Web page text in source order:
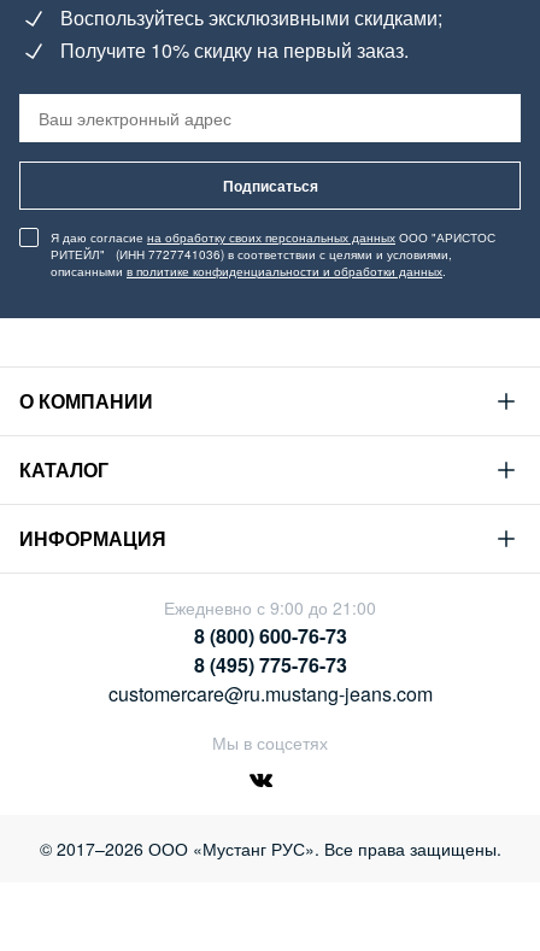
Воспользуйтесь эксклюзивными скидками;
Получите 10% скидку на первый заказ.
Подписаться
Я даю согласие на обработку своих персональных данных ООО "АРИСТОС
РИТЕЙЛ" (ИНН 7727741036) в соответствии с целями и условиями,
описанными в политике конфиденциальности и обработки данных
О КОМПАНИИ
Mustang
Философия
Устойчивое развитие
Сотрудничество
КАТАЛОГ
Новая коллекция
Гид по мужскому дениму
Гид по женскому дениму
ИНФОРМАЦИЯ
Условия продажи
Политика конфиденциальности
Ежедневно с 9:00 до 21:00
8 (800) 600-76-73
8 (495) 775-76-73
customercare@ru.mustang-jeans.com
Мы в соцсетях
© 2017–2026 ООО «Мустанг РУС». Все права защищены.